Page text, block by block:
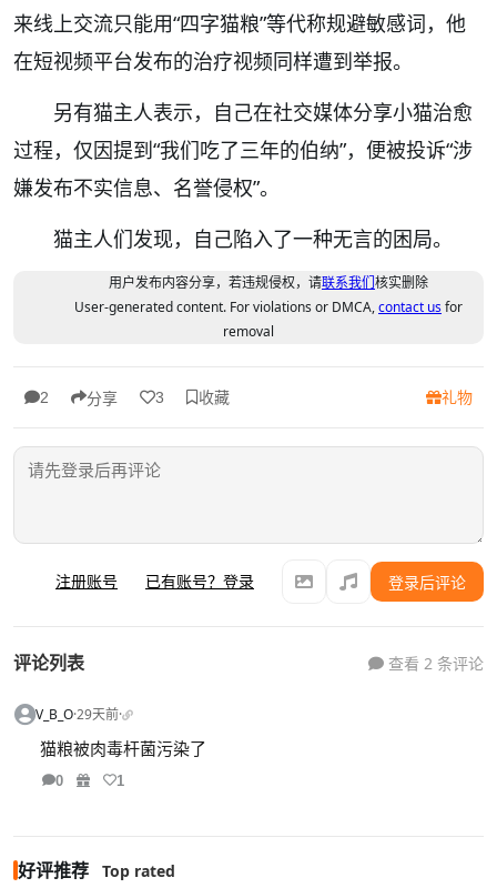
来线上交流只能用“四字猫粮”等代称规避敏感词，他
在短视频平台发布的治疗视频同样遭到举报。
另有猫主人表示，自己在社交媒体分享小猫治愈
过程，仅因提到“我们吃了三年的伯纳”，便被投诉“涉
嫌发布不实信息、名誉侵权”。
猫主人们发现，自己陷入了一种无言的困局。
用户发布内容分享，若违规侵权，请联系我们核实删除
User-generated content. For violations or DMCA,contact usfor
removal
2 分享 3 收藏 礼物
注册账号 已有账号？登录 登录后评论
评论列表 查看 2 条评论
V_B_O·29天前·
猫粮被肉毒杆菌污染了
0 1
好评推荐 Top rated